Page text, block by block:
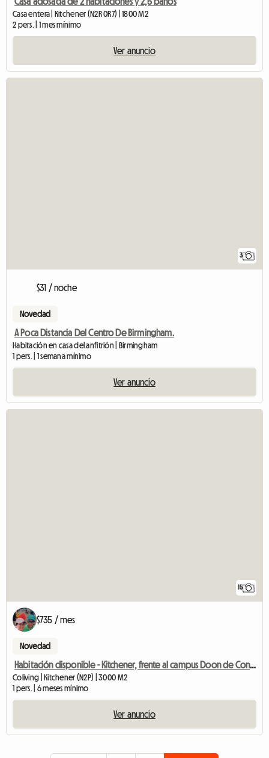
Casa entera | Kitchener (N2R 0R7) | 1800 M2
2 pers. | 1 mes mínimo
Ver anuncio
3
$31 / noche
Novedad
A Poca Distancia Del Centro De Birmingham.
Habitación en casa del anfitrión | Birmingham
1 pers. | 1 semana mínimo
Ver anuncio
15
$735 / mes
Novedad
Habitación disponible - Kitchener, frente al campus Doon de Conestoga College
Coliving | Kitchener (N2P) | 3000 M2
1 pers. | 6 meses mínimo
Ver anuncio